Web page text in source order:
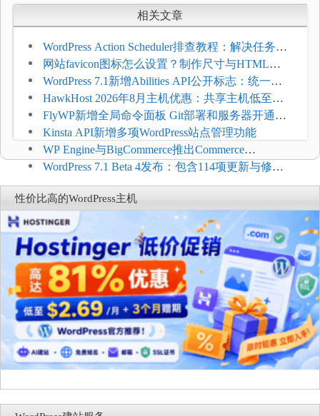
相关文章
WordPress Action Scheduler排查教程：解决任务积
压和订单延迟
网站favicon图标怎么设置？制作尺寸与HTML添
加方法
WordPress 7.1新增Abilities API公开标志：统一支
持REST API、MCP与AI代理
HawkHost 2026年8月主机优惠：共享主机低至
$2.61/月，高性能主机同步折扣
FlyWP新增全局命令面板 Git部署和服务器开通更
方便
Kinsta API新增多项WordPress站点管理功能
WP Engine与BigCommerce推出Commerce
Connect：WordPress商店可保留前台体验并扩展电
商能力
WordPress 7.1 Beta 4发布：包含114项更新与修
复，仅建议在测试环境体验
性价比高的WordPress主机